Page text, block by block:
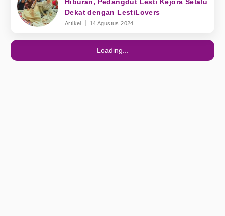
Dekat dengan LestiLovers
Artikel 14 Agustus 2024
Loading...